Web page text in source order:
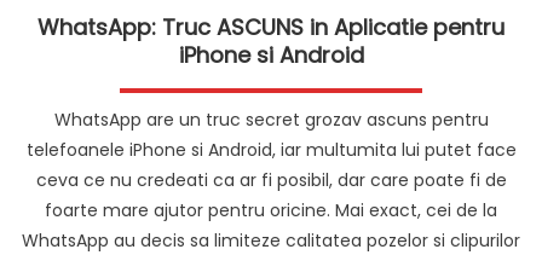
WhatsApp: Truc ASCUNS in Aplicatie pentru
iPhone si Android
WhatsApp are un truc secret grozav ascuns pentru
telefoanele iPhone si Android, iar multumita lui putet face
ceva ce nu credeati ca ar fi posibil, dar care poate fi de
foarte mare ajutor pentru oricine. Mai exact, cei de la
WhatsApp au decis sa limiteze calitatea pozelor si clipurilor